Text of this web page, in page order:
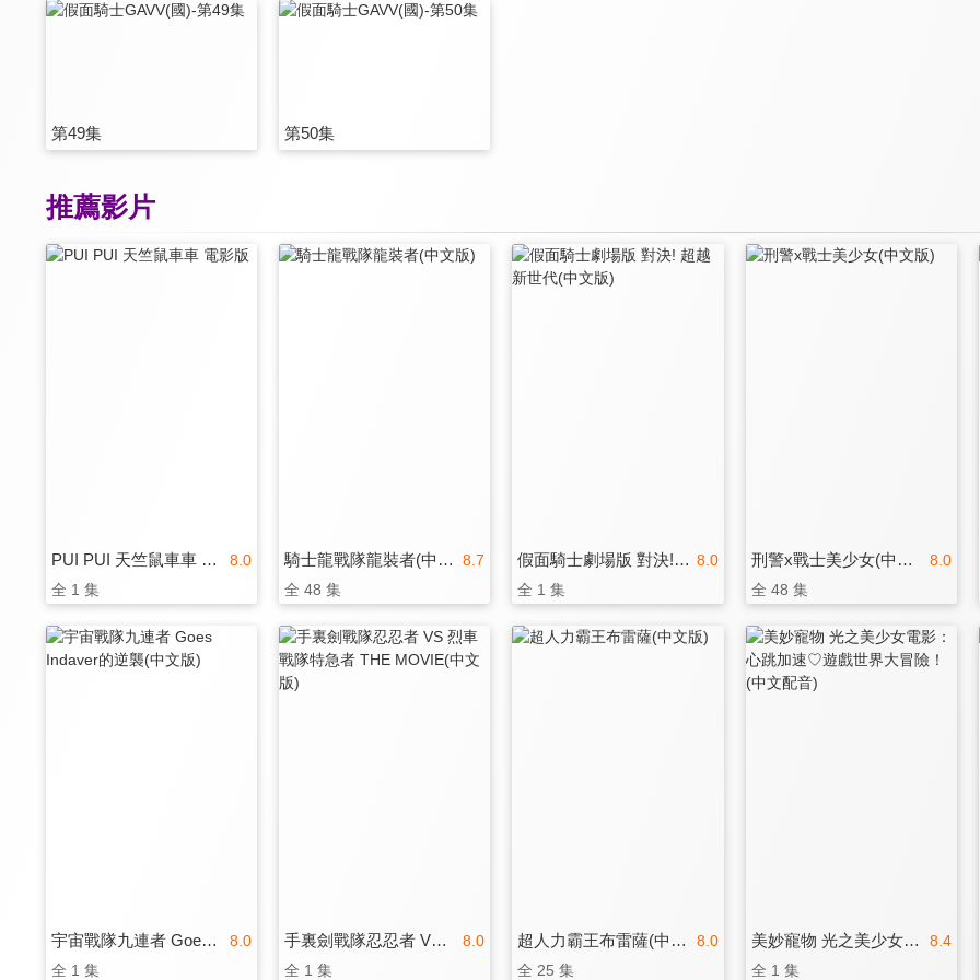
第49集 第50集
推薦影片
8.0
PUI PUI 天竺鼠車車 電影版
全 1 集
8.7
騎士龍戰隊龍裝者(中文版)
全 48 集
8.0
假面騎士劇場版 對決! 超越新世代(中文版)
全 1 集
8.0
刑警x戰士美少女(中文版)
全 48 集
8.0
宇宙戰隊九連者 Goes Indaver的逆襲(中文版)
全 1 集
8.0
手裏劍戰隊忍忍者 VS 烈車戰隊特急者 THE MOVIE(中文版)
全 1 集
8.0
超人力霸王布雷薩(中文版)
全 25 集
8.4
美妙寵物 光之美少女電影：心跳加速♡遊戲世界大冒險！(中文配音)
全 1 集